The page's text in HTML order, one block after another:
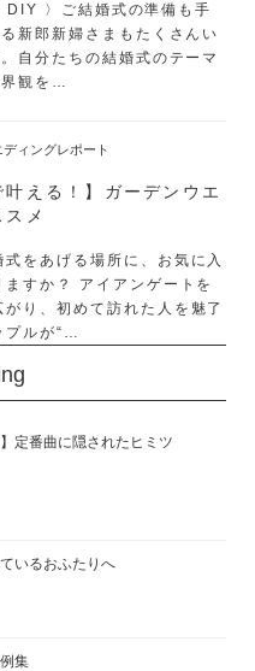
DIY 〉ご結婚式の準備も手
新郎新婦さまもたくさんい
自分たちの結婚式のテーマ
界観を…
ディングレポート
叶える！】ガーデンウエ
メ
式をあげる場所に、お気に入
ますか？ アイアンゲートを
がり、初めて訪れた人を魅了
プルが“…
定番曲に隠されたヒミツ
いるおふたりへ
集